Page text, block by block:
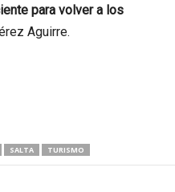
para volver a los
Aguirre.
SALTA TURISMO